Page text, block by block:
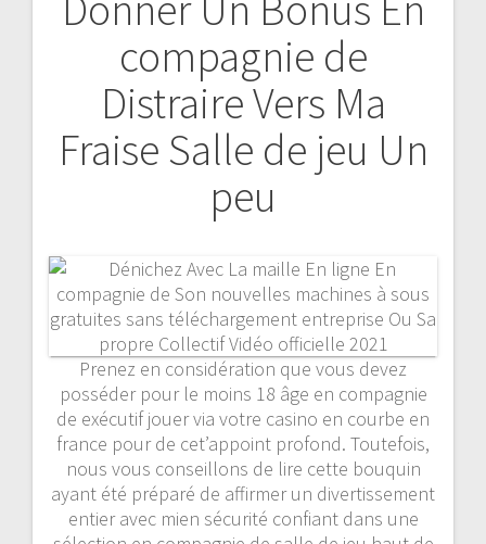
compagnie de
Distraire Vers Ma
Fraise Salle de jeu Un
peu
Prenez en considération que vous devez
posséder pour le moins 18 âge en compagnie
de exécutif jouer via votre casino en courbe en
france pour de cet’appoint profond. Toutefois,
nous vous conseillons de lire cette bouquin
ayant été préparé de affirmer un divertissement
entier avec mien sécurité confiant dans une